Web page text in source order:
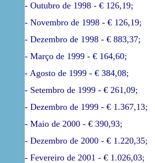
- Outubro de 1998 - € 126,19;
- Novembro de 1998 - € 126,19;
- Dezembro de 1998 - € 883,37;
- Março de 1999 - € 164,60;
- Agosto de 1999 - € 384,08;
- Setembro de 1999 - € 261,09;
- Dezembro de 1999 - € 1.367,13;
- Maio de 2000 - € 390,93;
- Dezembro de 2000 - € 1.220,35;
- Fevereiro de 2001 - € 1.026,03;